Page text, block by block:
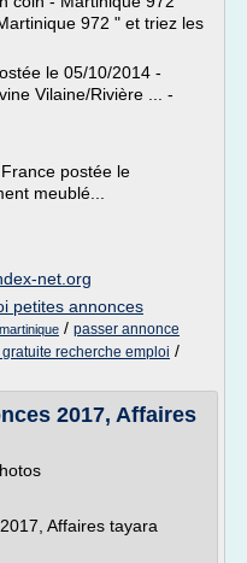
972 " et triez les
le 05/10/2014 -
Vilaine/Rivière ... -
postée le
meublé...
net.org
petites annonces
/ passer annonce
recherche emploi /
2017, Affaires
Affaires tayara